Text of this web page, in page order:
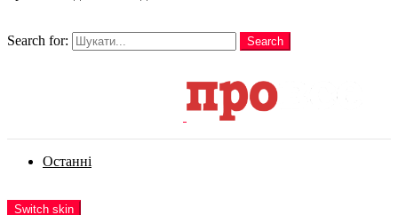
Search for:
Search
Останні
Switch skin